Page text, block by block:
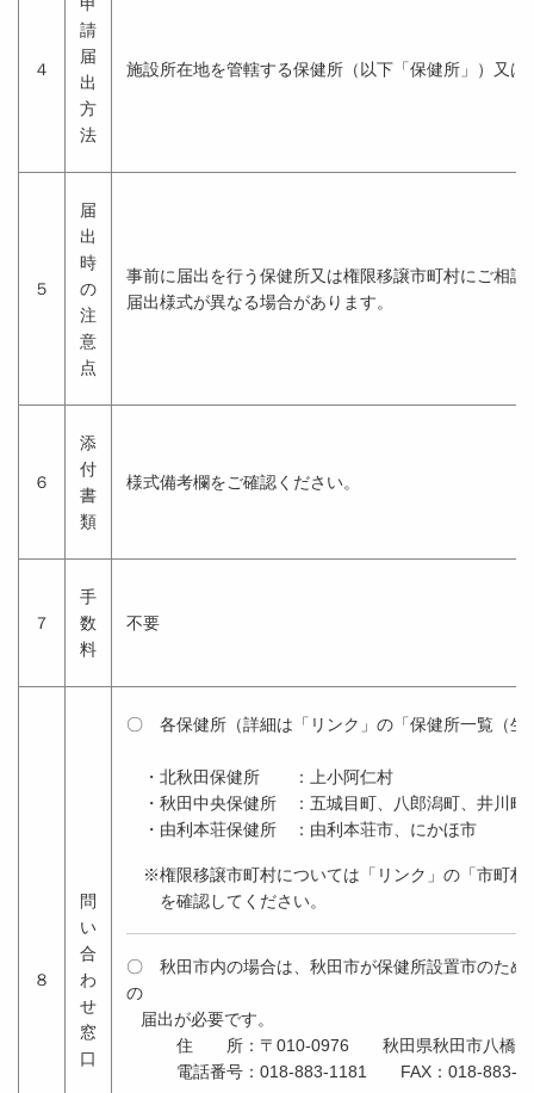
４
請
届
出
方
法
施設所在地を管轄する保健所（以下「保健所」）又
５
届
出
時
の
注
意
点
事前に届出を行う保健所又は権限移譲市町村にご相
届出様式が異なる場合があります。
６
添
付
書
類
様式備考欄をご確認ください。
７
手
数
料
不要
８
問
い
合
わ
せ
窓
口
〇 各保健所（詳細は「リンク」の「保健所一覧（生
・北秋田保健所 ：上小阿仁村
・秋田中央保健所 ：五城目町、八郎潟町、井川町
・由利本荘保健所 ：由利本荘市、にかほ市
※権限移譲市町村については「リンク」の「市町村
を確認してください。
〇 秋田市内の場合は、秋田市が保健所設置市のため
届出が必要です。
住 所：〒010-0976 秋田県秋田市八橋南１
電話番号：018-883-1181 FAX：018-883-